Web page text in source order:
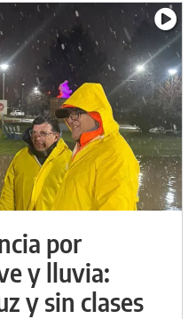
por
y lluvia:
y sin clases